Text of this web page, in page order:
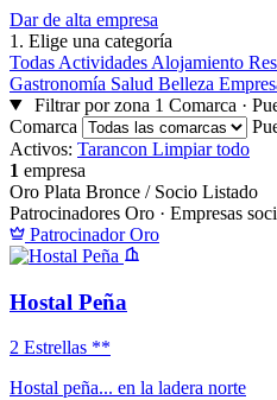
Dar de alta empresa
1. Elige una categoría
Todas Actividades Alojamiento
Gastronomía Salud Belleza
Filtrar por zona 1 Comarca ·
Comarca
Activos: Tarancon Limpiar todo
1 empresa
Oro Plata Bronce / Socio Listado
Patrocinadores Oro · Empresas
Patrocinador Oro
Hostal Peña
2 Estrellas **
Hostal peña... en la ladera norte